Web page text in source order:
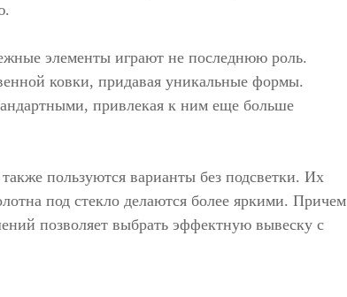
элементы играют не последнюю роль.
ковки, придавая уникальные формы.
привлекая к ним еще больше
пользуются варианты без подсветки. Их
под стекло делаются более яркими. Причем
позволяет выбрать эффектную вывеску с